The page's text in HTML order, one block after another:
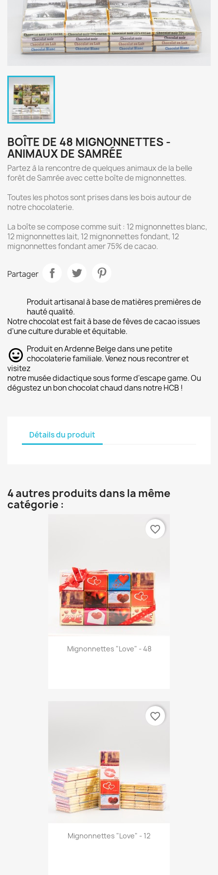
BOÎTE DE 48 MIGNONNETTES -
ANIMAUX DE SAMRÉE
Partez à la rencontre de quelques animaux de la belle
forêt de Samrée avec cette boîte de mignonnettes.
Toutes les photos sont prises dans les bois autour de
notre chocolaterie.
La boîte se compose comme suit : 12 mignonnettes blanc,
12 mignonnettes lait, 12 mignonnettes fondant, 12
mignonnettes fondant amer 75% de cacao.
Partager
Produit artisanal à base de matières premières de
hauté qualité.
Notre chocolat est fait à base de fèves de cacao issues
d'une culture durable et équitable.
Produit en Ardenne Belge dans une petite
chocolaterie familiale. Venez nous recontrer et
visitez
notre musée didactique sous forme d'escape game. Ou
dégustez un bon chocolat chaud dans notre HCB !
Détails du produit
4 autres produits dans la même
catégorie :
Mignonnettes "Love" - 48
favorite_border
Mignonnettes "Love" - 12
favorite_border